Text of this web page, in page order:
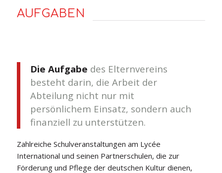
AUFGABEN
Die Aufgabe des Elternvereins
besteht darin, die Arbeit der
Abteilung nicht nur mit
persönlichem Einsatz, sondern auch
finanziell zu unterstützen.
Zahlreiche Schulveranstaltungen am Lycée
International und seinen Partnerschulen, die zur
Förderung und Pflege der deutschen Kultur dienen,